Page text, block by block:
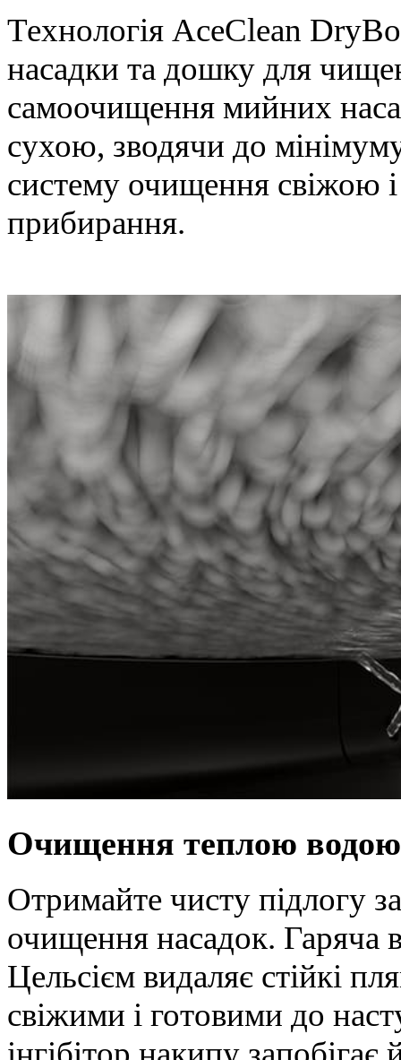
Технологія AceClean
насадки та дошку для
самоочищення мийних
сухою, зводячи до
систему очищення свіжою
прибирання.
Очищення теплою водою
Отримайте чисту підлогу
очищення насадок. Гаряча
Цельсієм видаляє стійкі
свіжими і готовими до